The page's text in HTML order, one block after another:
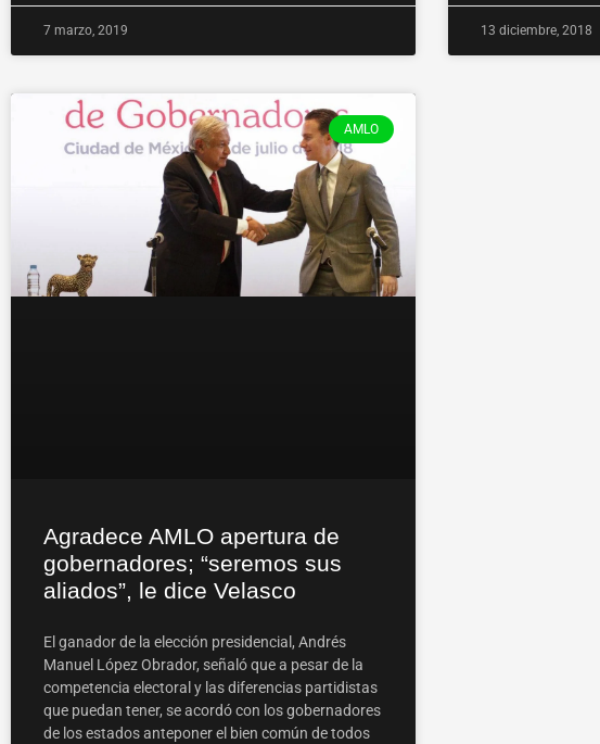
7 marzo, 2019 13 diciembre, 2018
AMLO
Agradece AMLO apertura de
gobernadores; “seremos sus
aliados”, le dice Velasco
El ganador de la elección presidencial, Andrés
Manuel López Obrador, señaló que a pesar de la
competencia electoral y las diferencias partidistas
que puedan tener, se acordó con los gobernadores
de los estados anteponer el bien común de todos